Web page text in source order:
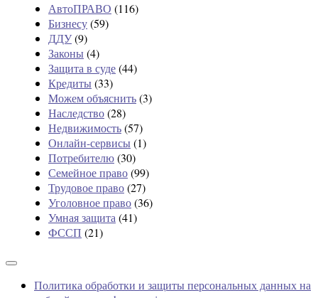
АвтоПРАВО (116)
Бизнесу(59)
ДДУ(9)
Законы(4)
Защита в суде(44)
Кредиты(33)
Можем объяснить(3)
Наследство(28)
Недвижимость(57)
Онлайн-сервисы(1)
Потребителю(30)
Семейное право(99)
Трудовое право(27)
Уголовное право(36)
Умная защита(41)
ФССП (21)
Политика обработки и защиты персональных данных на